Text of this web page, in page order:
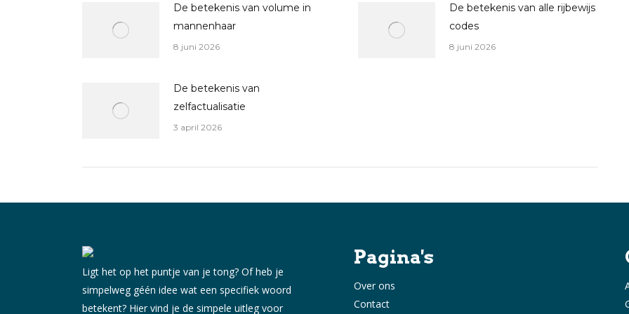
De betekenis van volume in
mannenhaar
8 juni 2026
De betekenis van alle rijbewijs
codes
8 juni 2026
De betekenis van
zelfactualisatie
3 april 2026
Ligt het op het puntje van je tong? Of heb je
simpelweg géén idee wat een specifiek woord
betekent? Hier vind je de simpele uitleg voor
Pagina's
Over ons
Contact